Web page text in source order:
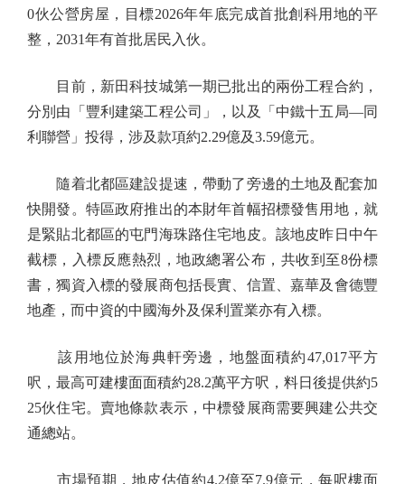
0伙公營房屋，目標2026年年底完成首批創科用地的平
整，2031年有首批居民入伙。
目前，新田科技城第一期已批出的兩份工程合約，
分別由「豐利建築工程公司」，以及「中鐵十五局—同
利聯營」投得，涉及款項約2.29億及3.59億元。
隨着北都區建設提速，帶動了旁邊的土地及配套加
快開發。特區政府推出的本財年首幅招標發售用地，就
是緊貼北都區的屯門海珠路住宅地皮。該地皮昨日中午
截標，入標反應熱烈，地政總署公布，共收到至8份標
書，獨資入標的發展商包括長實、信置、嘉華及會德豐
地產，而中資的中國海外及保利置業亦有入標。
該用地位於海典軒旁邊，地盤面積約47,017平方
呎，最高可建樓面面積約28.2萬平方呎，料日後提供約5
25伙住宅。賣地條款表示，中標發展商需要興建公共交
通總站。
市場預期，地皮估值約4.2億至7.9億元，每呎樓面